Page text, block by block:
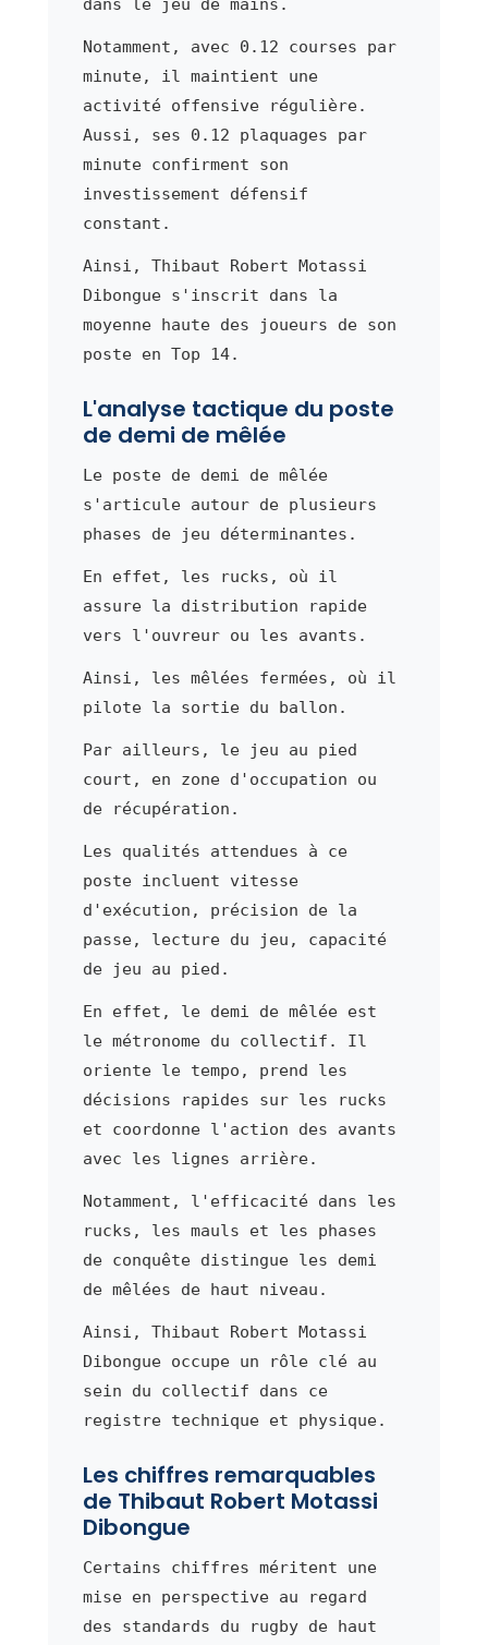
dans le jeu de mains.
Notamment, avec 0.12 courses par
minute, il maintient une
activité offensive régulière.
Aussi, ses 0.12 plaquages par
minute confirment son
investissement défensif
constant.
Ainsi, Thibaut Robert Motassi
Dibongue s'inscrit dans la
moyenne haute des joueurs de son
poste en Top 14.
L'analyse tactique du poste
de demi de mêlée
Le poste de demi de mêlée
s'articule autour de plusieurs
phases de jeu déterminantes.
En effet, les rucks, où il
assure la distribution rapide
vers l'ouvreur ou les avants.
Ainsi, les mêlées fermées, où il
pilote la sortie du ballon.
Par ailleurs, le jeu au pied
court, en zone d'occupation ou
de récupération.
Les qualités attendues à ce
poste incluent vitesse
d'exécution, précision de la
passe, lecture du jeu, capacité
de jeu au pied.
En effet, le demi de mêlée est
le métronome du collectif. Il
oriente le tempo, prend les
décisions rapides sur les rucks
et coordonne l'action des avants
avec les lignes arrière.
Notamment, l'efficacité dans les
rucks, les mauls et les phases
de conquête distingue les demi
de mêlées de haut niveau.
Ainsi, Thibaut Robert Motassi
Dibongue occupe un rôle clé au
sein du collectif dans ce
registre technique et physique.
Les chiffres remarquables
de Thibaut Robert Motassi
Dibongue
Certains chiffres méritent une
mise en perspective au regard
des standards du rugby de haut